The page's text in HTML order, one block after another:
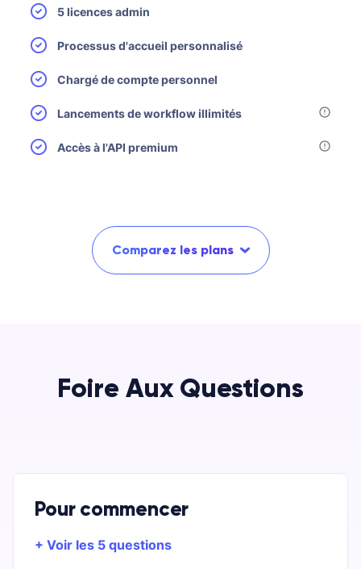
5 licences admin
Processus d'accueil personnalisé
Chargé de compte personnel
Lancements de workflow illimités
Accès à l'API premium
Comparez les plans
Foire Aux Questions
Pour commencer
+ Voir les 5 questions